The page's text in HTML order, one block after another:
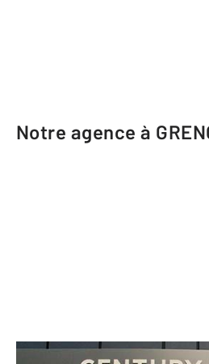
Notre agence à